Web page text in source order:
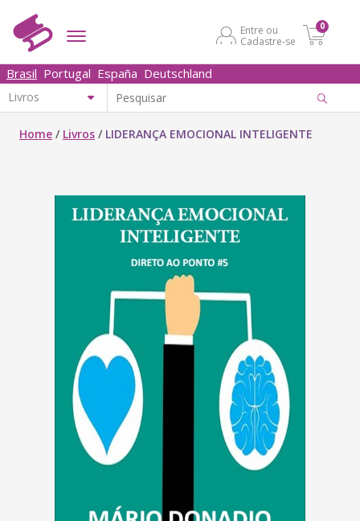
Entre ou
Cadastre-se
0
Brasil Portugal España Deutschland
Home / Livros / LIDERANÇA EMOCIONAL INTELIGENTE